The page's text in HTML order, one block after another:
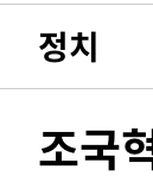
포
-7161초 전 >
[
-5132초 전 >낮
응"
-294초 전 > 여
정치
조국